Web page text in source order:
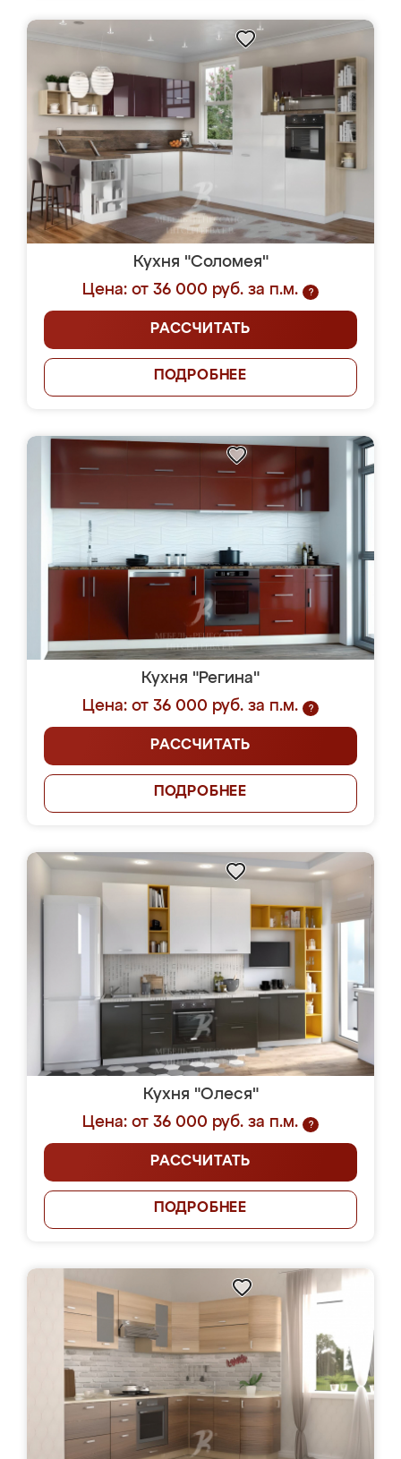
Кухня "Соломея"
Цена: от 36 000 руб. за п.м.
?
РАССЧИТАТЬ
ПОДРОБНЕЕ
Кухня "Регина"
Цена: от 36 000 руб. за п.м.
?
РАССЧИТАТЬ
ПОДРОБНЕЕ
Кухня "Олеся"
Цена: от 36 000 руб. за п.м.
?
РАССЧИТАТЬ
ПОДРОБНЕЕ